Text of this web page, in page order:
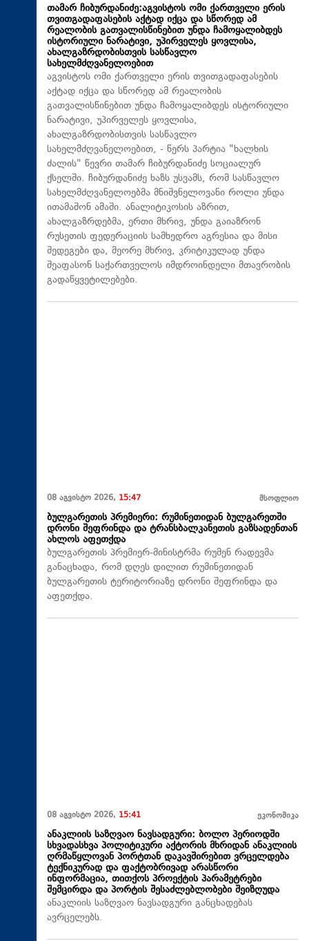
თამარ ჩიბურდანიძე:აგვისტოს ომი ქართველი ერის
თვითგადაფასების აქტად იქცა და სწორედ ამ
რეალობის გათვალისწინებით უნდა ჩამოყალიბდეს
ისტორიული ნარატივი, უპირველეს ყოვლისა,
ახალგაზრდობისთვის სასწავლო
სახელმძღვანელოებით
აგვისტოს ომი ქართველი ერის თვითგადაფასების
აქტად იქცა და სწორედ ამ რეალობის
გათვალისწინებით უნდა ჩამოყალიბდეს ისტორიული
ნარატივი, უპირველეს ყოვლისა,
ახალგაზრდობისთვის სასწავლო
სახელმძღვანელოებით, - წერს პარტია "ხალხის
ძალის" წევრი თამარ ჩიბურდანიძე სოციალურ
ქსელში. ჩიბურდანიძე ხაზს უსვამს, რომ სასწავლო
სახელმძღვანელოებმა მნიშვნელოვანი როლი უნდა
ითამაშონ ამაში. ანალიტიკოსის აზრით,
ახალგაზრდებმა, ერთი მხრივ, უნდა გაიაზრონ
რუსეთის ფედერაციის სამხედრო აგრესია და მისი
შედეგები და, მეორე მხრივ, კრიტიკულად უნდა
შეაფასონ საქართველოს იმდროინდელი მთავრობის
გადაწყვეტილებები.
08 აგვისტო 2026, 15:47 მსოფლიო
ბულგარეთის პრემიერი: რუმინეთიდან ბულგარეთში
დრონი შეფრინდა და ტრანსბალკანეთის გაზსადენთან
ახლოს აფეთქდა
ბულგარეთის პრემიერ-მინისტრმა რუმენ რადევმა
განაცხადა, რომ დღეს დილით რუმინეთიდან
ბულგარეთის ტერიტორიაზე დრონი შეფრინდა და
აფეთქდა.
08 აგვისტო 2026, 15:41 ეკონომიკა
ანაკლიის საზღვაო ნავსადგური: ბოლო პერიოდში
სხვადასხვა პოლიტიკური აქტორის მხრიდან ანაკლიის
ღრმაწყლოვან პორტთან დაკავშირებით ვრცელდება
ტექნიკურად და ფაქტობრივად არასწორი
ინფორმაცია, თითქოს პროექტის პარამეტრები
შემცირდა და პორტის შესაძლებლობები შეიზღუდა
ანაკლიის საზღვაო ნავსადგური განცხადებას
ავრცელებს.